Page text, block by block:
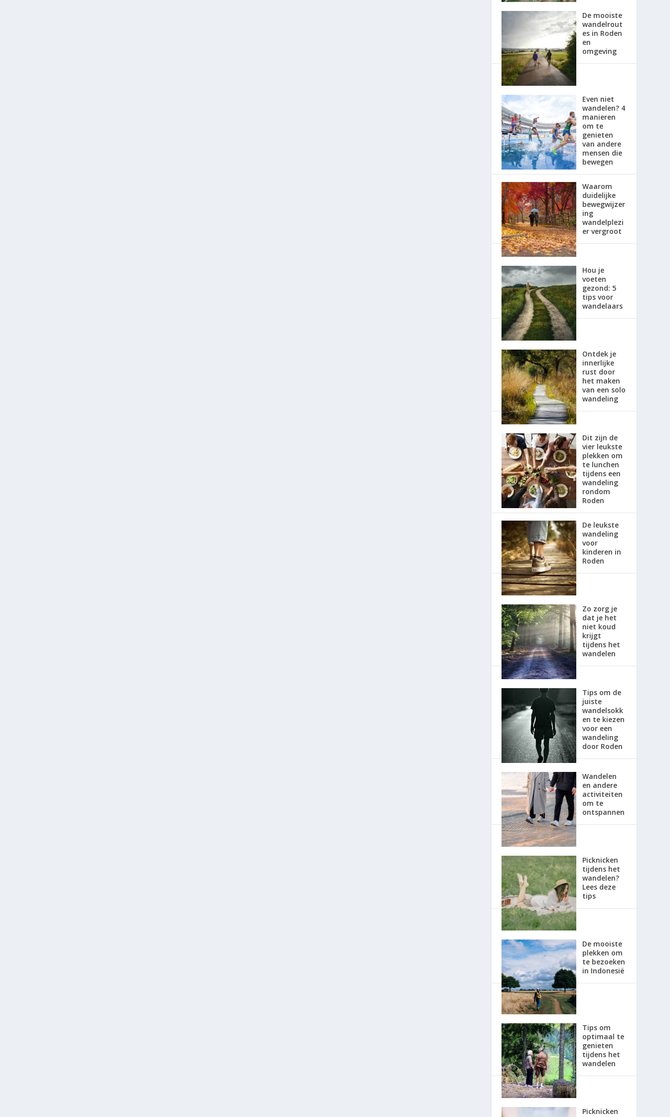
De mooiste
wandelrout
es in Roden
en
omgeving
Even niet
wandelen? 4
manieren
om te
genieten
van andere
mensen die
bewegen
Waarom
duidelijke
bewegwijzer
ing
wandelplezi
er vergroot
Hou je
voeten
gezond: 5
tips voor
wandelaars
Ontdek je
innerlijke
rust door
het maken
van een solo
wandeling
Dit zijn de
vier leukste
plekken om
te lunchen
tijdens een
wandeling
rondom
Roden
De leukste
wandeling
voor
kinderen in
Roden
Zo zorg je
dat je het
niet koud
krijgt
tijdens het
wandelen
Tips om de
juiste
wandelsokk
en te kiezen
voor een
wandeling
door Roden
Wandelen
en andere
activiteiten
om te
ontspannen
Picknicken
tijdens het
wandelen?
Lees deze
tips
De mooiste
plekken om
te bezoeken
in Indonesië
Tips om
optimaal te
genieten
tijdens het
wandelen
Picknicken